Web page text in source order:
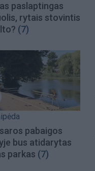
paslaptingas
rytais stovintis
(7)
pabaigos
bus atidarytas
parkas (7)